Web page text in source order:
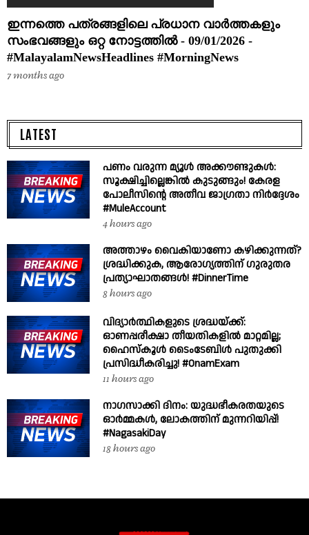
ഇന്നത്തെ പത്രങ്ങളിലെ പ്രധാന വാർത്തകളും
സംഭവങ്ങളും ഒറ്റ നോട്ടത്തിൽ - 09/01/2026 -
#MalayalamNewsHeadlines #MorningNews
7 months ago
LATEST
പണം വരുന്ന മ്യൂൾ അക്കൗണ്ടുകൾ:
സൂക്ഷിച്ചില്ലെങ്കിൽ കുടുങ്ങും! കേരള
പോലീസിന്റെ അതീവ ജാഗ്രതാ നിർദ്ദേശം
#MuleAccount
4 hours ago
അത്താഴം വൈകിയാണോ കഴിക്കുന്നത്?
ശ്രദ്ധിക്കുക, ആരോഗ്യത്തിന് ഗുരുതര
പ്രത്യാഘാതങ്ങൾ! #DinnerTime
8 hours ago
വിദ്യാർത്ഥികളുടെ ശ്രദ്ധയ്ക്ക്:
ഓണപ്പരീക്ഷാ തീയതികളിൽ മാറ്റമില്ല;
ഹൈസ്കൂൾ ടൈംടേബിൾ പുതുക്കി
പ്രസിദ്ധീകരിച്ചു! #OnamExam
11 hours ago
നാഗസാക്കി ദിനം: യുദ്ധഭീകരതയുടെ
ഓർമ്മകൾ, ലോകത്തിന് മുന്നറിയിപ്പ്!
#NagasakiDay
18 hours ago